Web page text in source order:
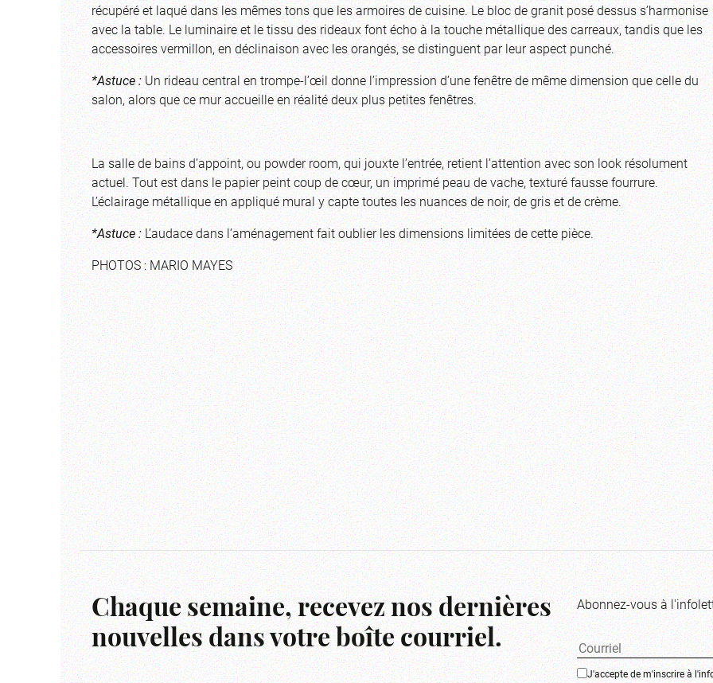
récupéré et laqué dans les mêmes tons que les armoires de cuisine. Le bloc de granit posé dessus s’harmonise
avec la table. Le luminaire et le tissu des rideaux font écho à la touche métallique des carreaux, tandis que les
accessoires vermillon, en déclinaison avec les orangés, se distinguent par leur aspect punché.
*Astuce :Un rideau central en trompe-l’œil donne l’impression d’une fenêtre de même dimension que celle du
salon, alors que ce mur accueille en réalité deux plus petites fenêtres.
La salle de bains d’appoint, ou powder room, qui jouxte l’entrée, retient l’attention avec son look résolument
actuel. Tout est dans le papier peint coup de cœur, un imprimé peau de vache, texturé fausse fourrure.
L’éclairage métallique en appliqué mural y capte toutes les nuances de noir, de gris et de crème.
*Astuce :L’audace dans l’aménagement fait oublier les dimensions limitées de cette pièce.
PHOTOS : MARIO MAYES
Chaque semaine, recevez nos dernières
nouvelles dans votre boîte courriel.
Abonnez-vous à
J'accepte de m'inscrire à